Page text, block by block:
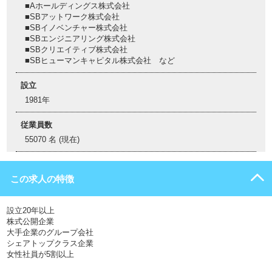
■Aホールディングス株式会社
■SBアットワーク株式会社
■SBイノベンチャー株式会社
■SBエンジニアリング株式会社
■SBクリエイティブ株式会社
■SBヒューマンキャピタル株式会社 など
設立
1981年
従業員数
55070 名 (現在)
この求人の特徴
設立20年以上
株式公開企業
大手企業のグループ会社
シェアトップクラス企業
女性社員が5割以上